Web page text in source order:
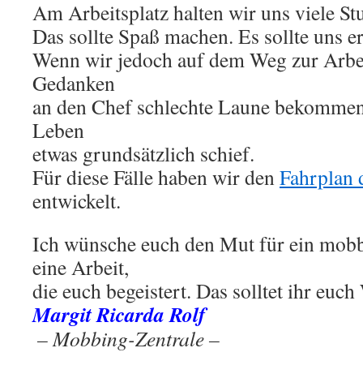
Am Arbeitsplatz halten wir uns viele
Das sollte Spaß machen. Es sollte uns
Wenn wir jedoch auf dem Weg zur
Gedanken
an den Chef schlechte Laune
Leben
etwas grundsätzlich schief.
Für diese Fälle haben wir denFahrplan
entwickelt.
Ich wünsche euch den Mut für ein
eine Arbeit,
die euch begeistert. Das solltet ihr euch
Margit Ricarda Rolf
– Mobbing-Zentrale –